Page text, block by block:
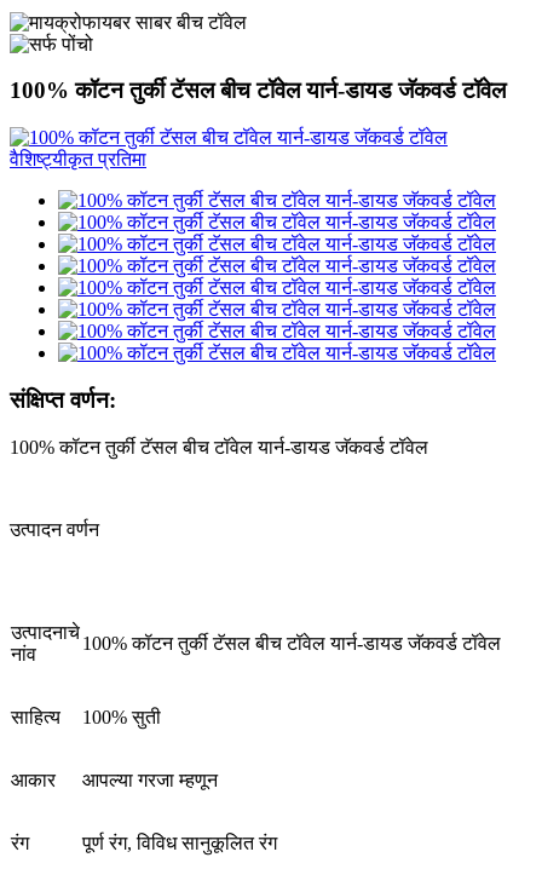
100% कॉटन तुर्की टॅसल बीच टॉवेल यार्न-डायड जॅकवर्ड टॉवेल
संक्षिप्त वर्णन:
100% कॉटन तुर्की टॅसल बीच टॉवेल यार्न-डायड जॅकवर्ड टॉवेल
उत्पादन वर्णन
उत्पादनाचे
नांव
100% कॉटन तुर्की टॅसल बीच टॉवेल यार्न-डायड जॅकवर्ड टॉवेल
साहित्य 100% सुती
आकार आपल्या गरजा म्हणून
रंग पूर्ण रंग, विविध सानुकूलित रंग